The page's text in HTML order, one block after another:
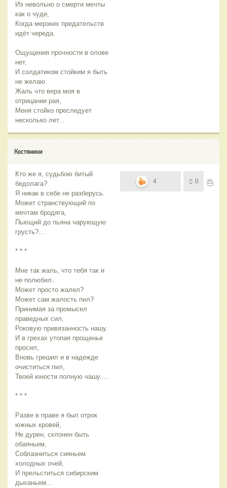
Иэ невольно о смерти мечты
как о чуде,
Когда мерзких предательств
идёт череда.
Ощущения прочности в олове
нет,
И солдатиком стойким я быть
не желаю.
Жаль что вера моя в
отрицании рая,
Меня стойко преследует
несколько лет...
Костяники
Кто же я, судьбою битый
бедолага?
Я никак в себе не разберусь.
Может странствующий по
мечтам бродяга,
Пьющий до пьяна чарующую
грусть?...
* * *
Мне так жаль, что тебя так и
не полюбил.
Может просто жалел?
Может сам жалость пил?
Принимая за промысел
праведных сил,
Роковую привязанность нашу.
И в грехах утопая прощенье
просил,
Вновь грешил и в надежде
очиститься пил,
Твоей юности полную чашу.....
* * *
Разве в праве я был отрок
южных кровей,
Не дурен, склонен быть
обаяньем,
Соблазниться сияньем
холодных очей,
И прельститься сибирским
дыханьем...
4 0